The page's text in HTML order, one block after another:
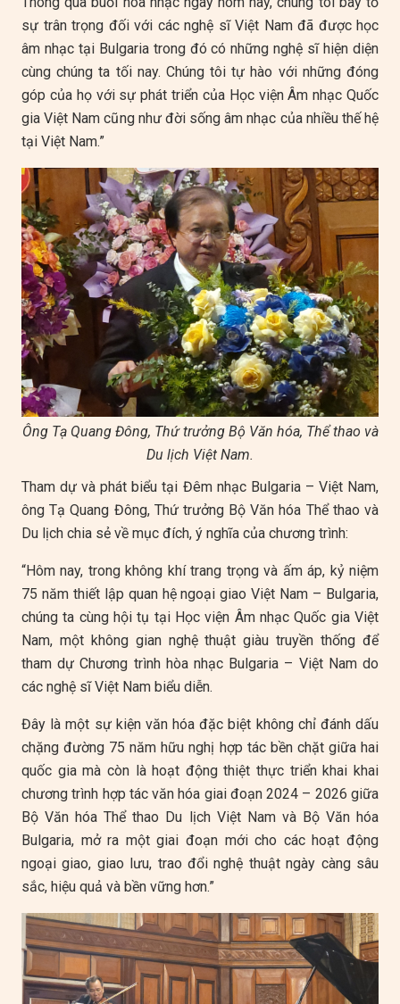
sự trân trọng đối với các nghệ sĩ Việt Nam đã được học
âm nhạc tại Bulgaria trong đó có những nghệ sĩ hiện diện
cùng chúng ta tối nay. Chúng tôi tự hào với những đóng
góp của họ với sự phát triển của Học viện Âm nhạc Quốc
gia Việt Nam cũng như đời sống âm nhạc của nhiều thế hệ
tại Việt Nam.”
Ông Tạ Quang Đông, Thứ trưởng Bộ Văn hóa, Thể thao và
Du lịch Việt Nam.
Tham dự và phát biểu tại Đêm nhạc Bulgaria – Việt Nam,
ông Tạ Quang Đông, Thứ trưởng Bộ Văn hóa Thể thao và
Du lịch chia sẻ về mục đích, ý nghĩa của chương trình:
“Hôm nay, trong không khí trang trọng và ấm áp, kỷ niệm
75 năm thiết lập quan hệ ngoại giao Việt Nam – Bulgaria,
chúng ta cùng hội tụ tại Học viện Âm nhạc Quốc gia Việt
Nam, một không gian nghệ thuật giàu truyền thống để
tham dự Chương trình hòa nhạc Bulgaria – Việt Nam do
các nghệ sĩ Việt Nam biểu diễn.
Đây là một sự kiện văn hóa đặc biệt không chỉ đánh dấu
chặng đường 75 năm hữu nghị hợp tác bền chặt giữa hai
quốc gia mà còn là hoạt động thiệt thực triển khai khai
chương trình hợp tác văn hóa giai đoạn 2024 – 2026 giữa
Bộ Văn hóa Thể thao Du lịch Việt Nam và Bộ Văn hóa
Bulgaria, mở ra một giai đoạn mới cho các hoạt động
ngoại giao, giao lưu, trao đổi nghệ thuật ngày càng sâu
sắc, hiệu quả và bền vững hơn.”